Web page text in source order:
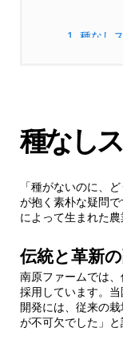
1.種なし
3.お客様
3.1.選
種なし
「種がないのに、
が抱く素朴な疑問
によって生まれた農
伝統と革新
南原ファームでは
採用しています。
開発には、従来の
が不可欠でした」と